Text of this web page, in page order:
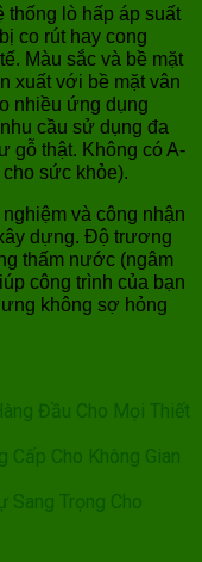
thống lò hấp áp suất
co rút hay cong
Màu sắc và bề mặt
xuất với bề mặt vân
nhiều ứng dụng
cầu sử dụng đa
gỗ thật. Không có A-
sức khỏe).
và công nhận
dựng. Độ trương
thấm nước (ngâm
công trình của bạn
không sợ hỏng
Đầu Cho Mọi Thiết
Cấp Cho Không Gian
Sang Trọng Cho